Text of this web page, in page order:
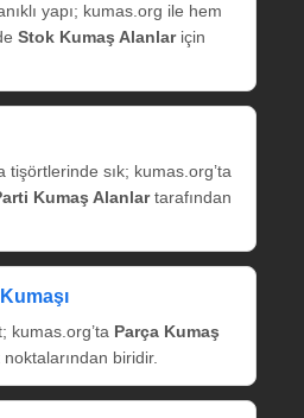
yapı; kumas.org ile hem
Stok Kumaş Alanlariçin
sık; kumas.org’ta
Kumaş Alanlartarafından
kumas.org’ta Parça Kumaş
biridir.